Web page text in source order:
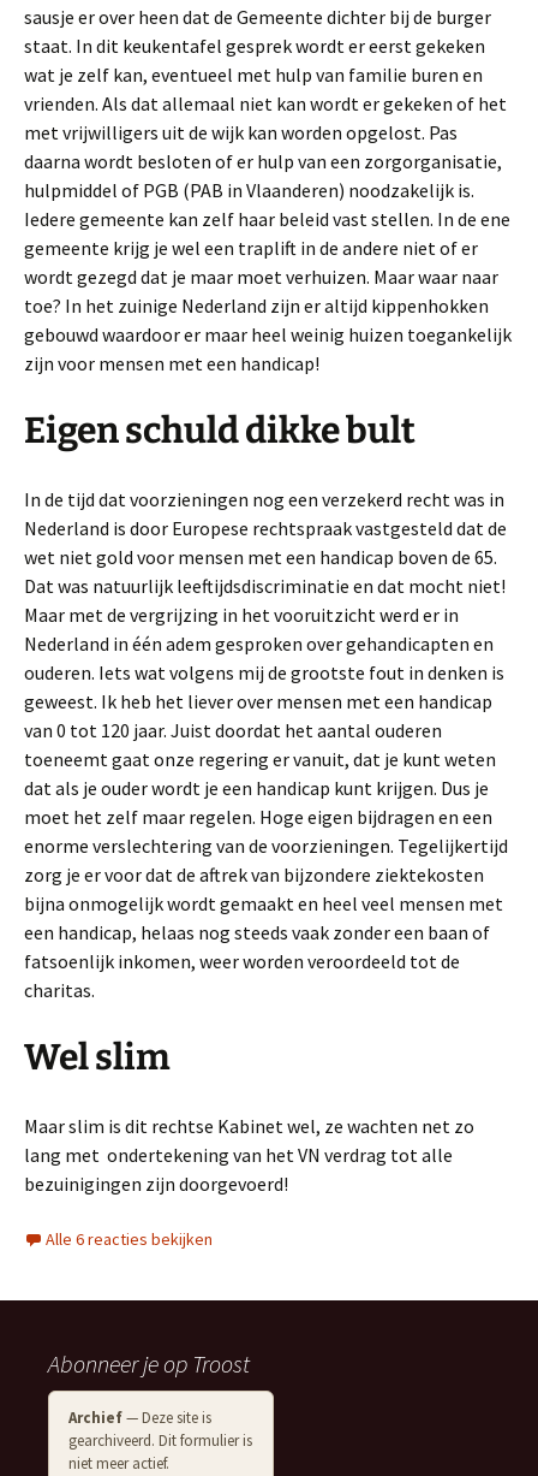
sausje er over heen dat de Gemeente dichter bij de burger
staat. In dit keukentafel gesprek wordt er eerst gekeken
wat je zelf kan, eventueel met hulp van familie buren en
vrienden. Als dat allemaal niet kan wordt er gekeken of het
met vrijwilligers uit de wijk kan worden opgelost. Pas
daarna wordt besloten of er hulp van een zorgorganisatie,
hulpmiddel of PGB (PAB in Vlaanderen) noodzakelijk is.
Iedere gemeente kan zelf haar beleid vast stellen. In de ene
gemeente krijg je wel een traplift in de andere niet of er
wordt gezegd dat je maar moet verhuizen. Maar waar naar
toe? In het zuinige Nederland zijn er altijd kippenhokken
gebouwd waardoor er maar heel weinig huizen toegankelijk
zijn voor mensen met een handicap!
Eigen schuld dikke bult
In de tijd dat voorzieningen nog een verzekerd recht was in
Nederland is door Europese rechtspraak vastgesteld dat de
wet niet gold voor mensen met een handicap boven de 65.
Dat was natuurlijk leeftijdsdiscriminatie en dat mocht niet!
Maar met de vergrijzing in het vooruitzicht werd er in
Nederland in één adem gesproken over gehandicapten en
ouderen. Iets wat volgens mij de grootste fout in denken is
geweest. Ik heb het liever over mensen met een handicap
van 0 tot 120 jaar. Juist doordat het aantal ouderen
toeneemt gaat onze regering er vanuit, dat je kunt weten
dat als je ouder wordt je een handicap kunt krijgen. Dus je
moet het zelf maar regelen. Hoge eigen bijdragen en een
enorme verslechtering van de voorzieningen. Tegelijkertijd
zorg je er voor dat de aftrek van bijzondere ziektekosten
bijna onmogelijk wordt gemaakt en heel veel mensen met
een handicap, helaas nog steeds vaak zonder een baan of
fatsoenlijk inkomen, weer worden veroordeeld tot de
charitas.
Wel slim
Maar slim is dit rechtse Kabinet wel, ze wachten net zo
lang met ondertekening van het VN verdrag tot alle
bezuinigingen zijn doorgevoerd!
Alle 6 reacties bekijken
Abonneer je op Troost
Archief— Deze site is
gearchiveerd. Dit formulier is
niet meer actief.